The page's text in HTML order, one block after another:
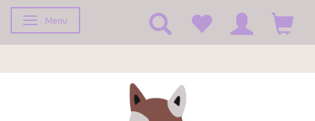
Toggle navigation
Menu